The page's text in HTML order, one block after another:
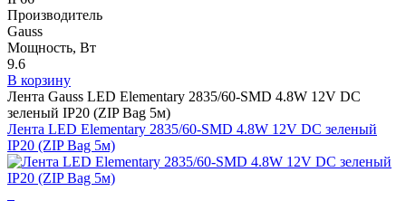
Производитель
Gauss
Мощность, Вт
9.6
В корзину
Лента Gauss LED Elementary 2835/60-SMD 4.8W 12V DC
зеленый IP20 (ZIP Bag 5м)
Лента LED Elementary 2835/60-SMD 4.8W 12V DC зеленый
IP20 (ZIP Bag 5м)